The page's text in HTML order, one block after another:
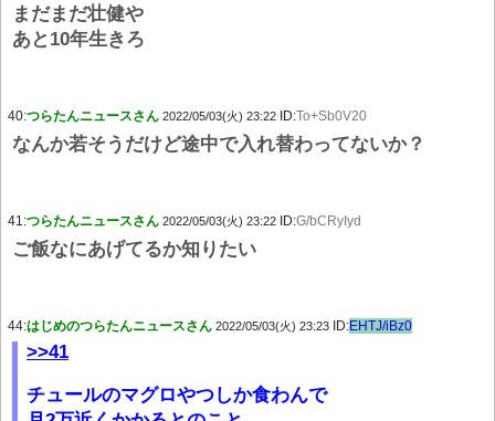
まだまだ壮健や
あと10年生きろ
40:つらたんニュースさん 2022/05/03(火) 23:22 ID:To+Sb0V20
なんか若そうだけど途中で入れ替わってないか？
41:つらたんニュースさん 2022/05/03(火) 23:22 ID:G/bCRyIyd
ご飯なにあげてるか知りたい
44:はじめのつらたんニュースさん 2022/05/03(火) 23:23 ID:EHTJ/iBz0
>>41
チュールのマグロやつしか食わんで